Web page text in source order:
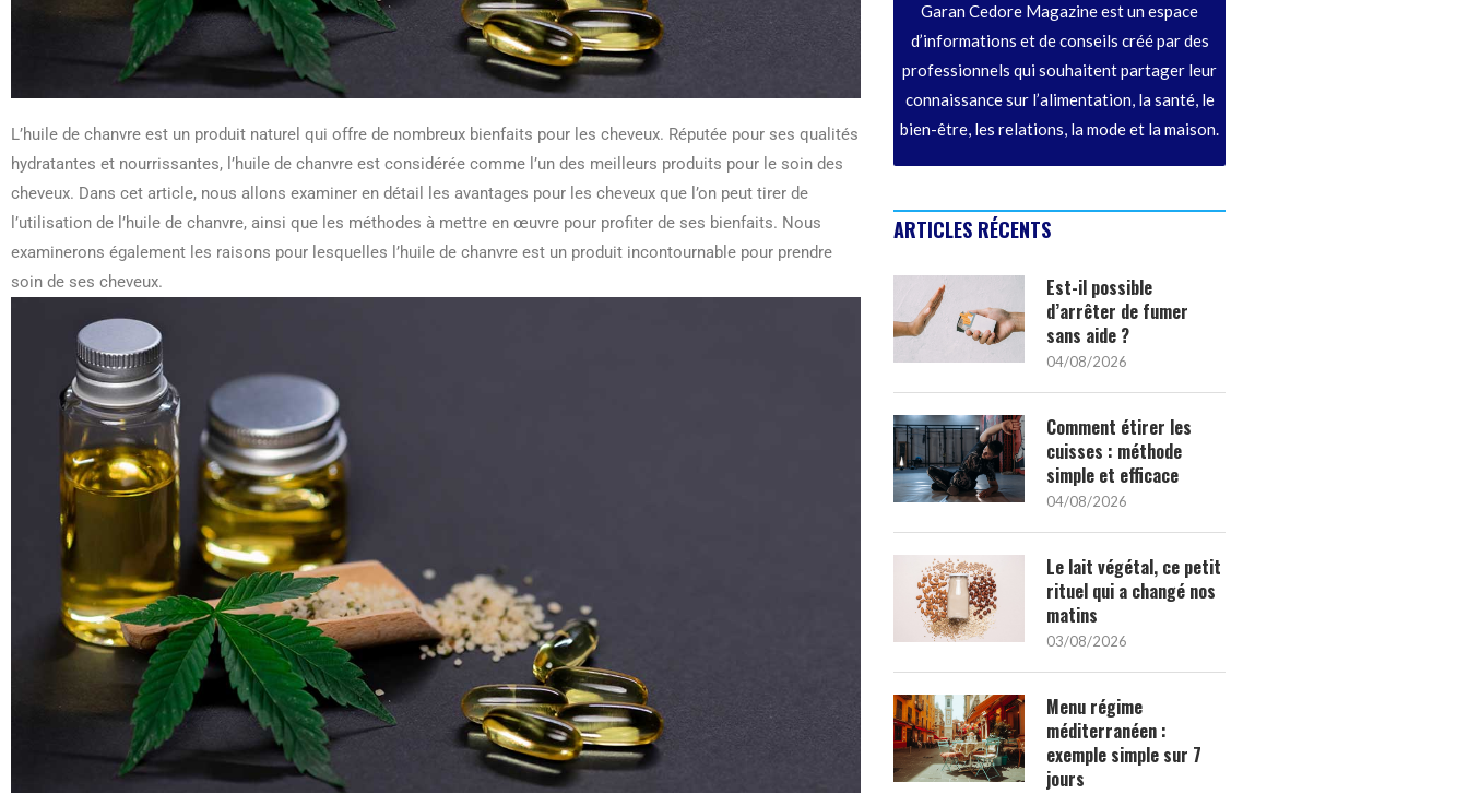
L’huile de chanvre est un produit naturel qui offre de nombreux bienfaits pour les cheveux. Réputée pour ses qualités
hydratantes et nourrissantes, l’huile de chanvre est considérée comme l’un des meilleurs produits pour le soin des
cheveux. Dans cet article, nous allons examiner en détail les avantages pour les cheveux que l’on peut tirer de
l’utilisation de l’huile de chanvre, ainsi que les méthodes à mettre en œuvre pour profiter de ses bienfaits. Nous
examinerons également les raisons pour lesquelles l’huile de chanvre est un produit incontournable pour prendre
soin de ses cheveux.
Garan Cedore Magazine est un espace
d’informations et de conseils créé par des
professionnels qui souhaitent partager leur
connaissance sur l’alimentation, la santé, le
bien-être, les relations, la mode et la maison.
ARTICLES RÉCENTS
Est-il possible
d’arrêter de fumer
sans aide ?
04/08/2026
Comment étirer les
cuisses : méthode
simple et efficace
04/08/2026
Le lait végétal, ce petit
rituel qui a changé nos
matins
03/08/2026
Menu régime
méditerranéen :
exemple simple sur 7
jours